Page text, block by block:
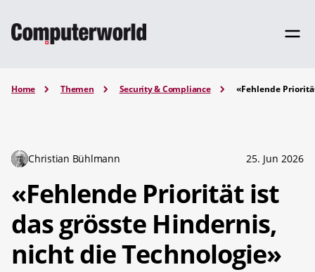
Home Themen Security & Compliance «Fehlende
Christian Bühlmann 25. Jun 2026
«Fehlende Priorität ist
das grösste Hindernis,
nicht die Technologie»